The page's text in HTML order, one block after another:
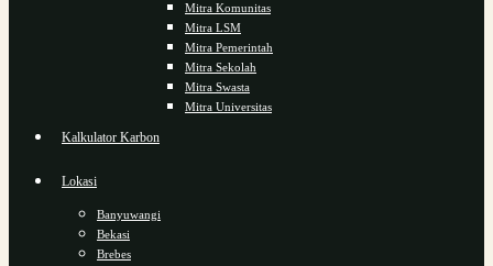
Mitra Komunitas
Mitra LSM
Mitra Pemerintah
Mitra Sekolah
Mitra Swasta
Mitra Universitas
Kalkulator Karbon
Lokasi
Banyuwangi
Bekasi
Brebes